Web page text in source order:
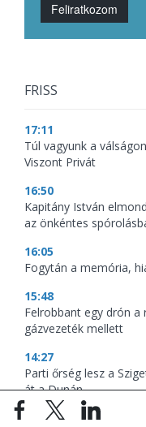
Feliratkozom
FRISS
17:11
Túl vagyunk a
Viszont Privát
16:50
Kapitány István
az önkéntes
16:05
Fogytán a memória,
15:48
Felrobbant egy drón
gázvezeték mellett
14:27
Parti őrség lesz a
át a Dunán
13:11